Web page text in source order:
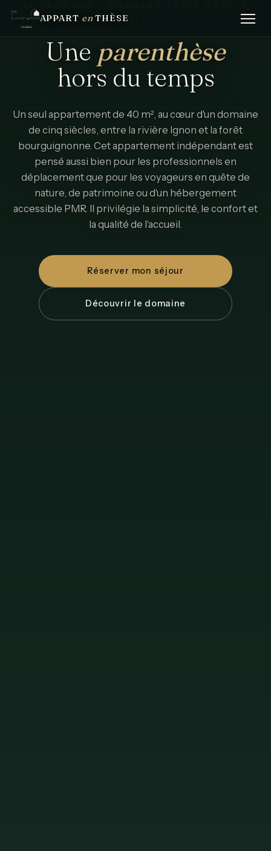
APPART en THÈSE1511
Une parenthèse
hors du temps
Un seul appartement de 40 m², au cœur d'un domaine
de cinq siècles, entre la rivière Ignon et la forêt
bourguignonne. Cet appartement indépendant est
pensé aussi bien pour les professionnels en
déplacement que pour les voyageurs en quête de
nature, de patrimoine ou d'un hébergement
accessible PMR. Il privilégie la simplicité, le confort et
la qualité de l'accueil.
Réserver mon séjour
Découvrir le domaine